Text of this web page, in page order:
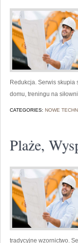
Redukcja. Serwis
domu, treningu na
CATEGORIES: NOWE
Plaże,
tradycyjne wzornictwo.